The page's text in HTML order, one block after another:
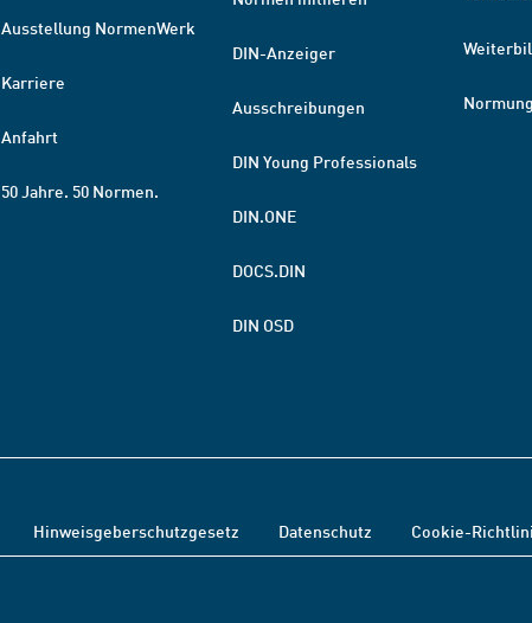
Ausstellung NormenWerk
Karriere
Anfahrt
50 Jahre. 50 Normen.
DIN-Anzeiger
Ausschreibungen
DIN Young Professionals
DIN.ONE
DOCS.DIN
DIN OSD
Hinweisgeberschutzgesetz Datenschutz Cookie-